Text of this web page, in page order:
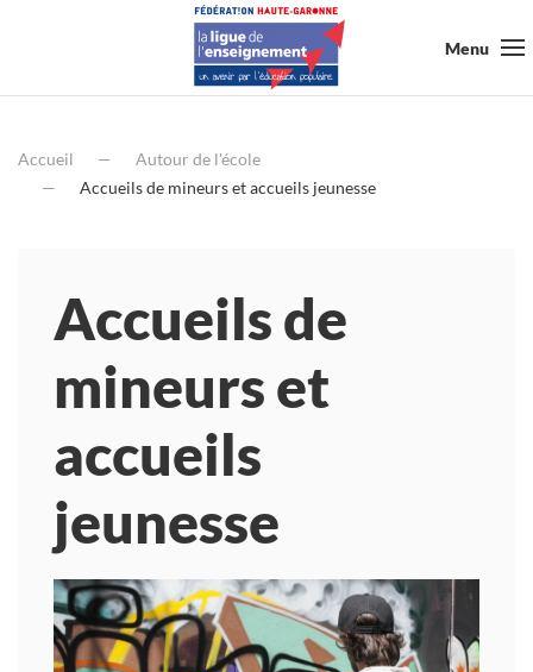
Menu
Accueil
Autour de l'école
Accueils de mineurs et accueils jeunesse
Accueils de
mineurs et
accueils
jeunesse